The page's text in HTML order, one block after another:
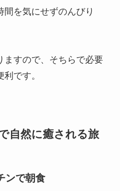
を気にせずのんびり
ますので、そちらで必要
です。
自然に癒される旅
ンで朝食